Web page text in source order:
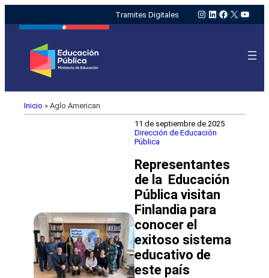
Tramites Digitales Instagram
LinkedIn
Facebook
X
Inicio » Aglo American
11 de septiembre de 2025
Dirección de Educación
Pública
Representantes
de la Educación
Pública visitan
Finlandia para
conocer el
exitoso sistema
educativo de
este país